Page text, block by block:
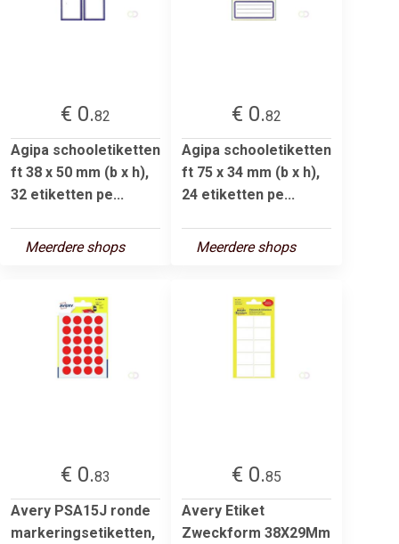
€ 0.82
Agipa schooletiketten
ft 38 x 50 mm (b x h),
32 etiketten pe...
Meerdere shops
€ 0.82
Agipa schooletiketten
ft 75 x 34 mm (b x h),
24 etiketten pe...
Meerdere shops
€ 0.83
Avery PSA15J ronde
markeringsetiketten,
€ 0.85
Avery Etiket
Zweckform 38X29Mm